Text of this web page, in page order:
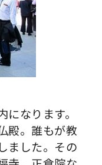
なります。
殿。誰もが教
ました。その